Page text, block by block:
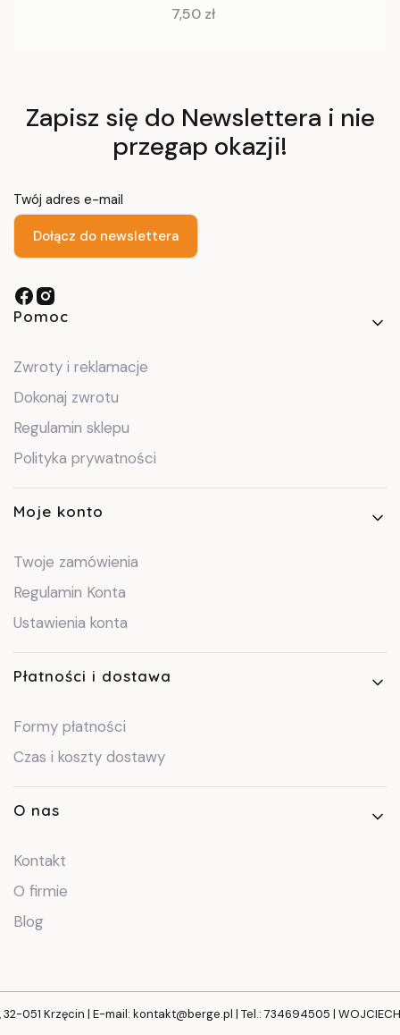
Cena
7,50 zł
Zapisz się do Newslettera i nie
przegap okazji!
Twój adres e-mail
Dołącz do newslettera
Linki w stopce
Pomoc
Zwroty i reklamacje
Dokonaj zwrotu
Regulamin sklepu
Polityka prywatności
Moje konto
Twoje zamówienia
Regulamin Konta
Ustawienia konta
Płatności i dostawa
Formy płatności
Czas i koszty dostawy
O nas
Kontakt
O firmie
Blog
051 Krzęcin | E-mail: kontakt@berge.pl | Tel.: 734694505 | WOJCIECH